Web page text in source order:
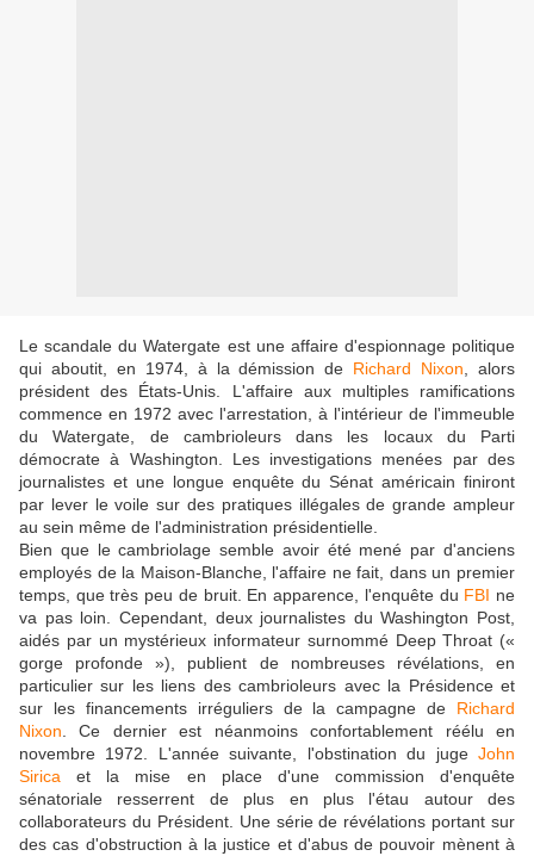
Le scandale du Watergate est une affaire d'espionnage politique
qui aboutit, en 1974, à la démission de Richard Nixon , alors
président des États-Unis. L'affaire aux multiples ramifications
commence en 1972 avec l'arrestation, à l'intérieur de l'immeuble
du Watergate, de cambrioleurs dans les locaux du Parti
démocrate à Washington. Les investigations menées par des
journalistes et une longue enquête du Sénat américain finiront
par lever le voile sur des pratiques illégales de grande ampleur
au sein même de l'administration présidentielle.
Bien que le cambriolage semble avoir été mené par d'anciens
employés de la Maison-Blanche, l'affaire ne fait, dans un premier
temps, que très peu de bruit. En apparence, l'enquête du FBI ne
va pas loin. Cependant, deux journalistes du Washington Post,
aidés par un mystérieux informateur surnommé Deep Throat («
gorge profonde »), publient de nombreuses révélations, en
particulier sur les liens des cambrioleurs avec la Présidence et
sur les financements irréguliers de la campagne de Richard
Nixon . Ce dernier est néanmoins confortablement réélu en
novembre 1972. L'année suivante, l'obstination du juge John
Sirica et la mise en place d'une commission d'enquête
sénatoriale resserrent de plus en plus l'étau autour des
collaborateurs du Président. Une série de révélations portant sur
des cas d'obstruction à la justice et d'abus de pouvoir mènent à